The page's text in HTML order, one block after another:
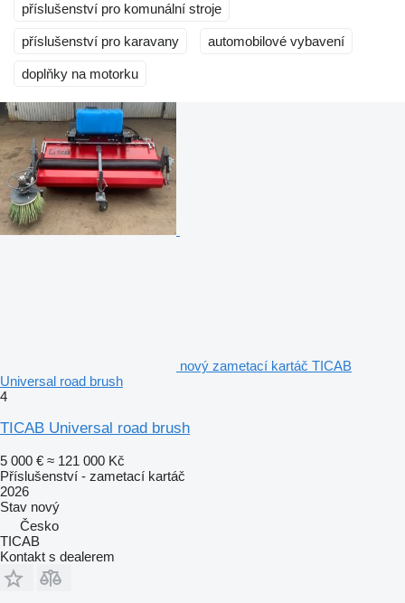
příslušenství pro komunální stroje
příslušenství pro karavany automobilové vybavení
doplňky na motorku
nový zametací kartáč TICAB
Universal road brush
4
TICAB Universal road brush
5 000 € ≈ 121 000 Kč
Příslušenství - zametací kartáč
2026
Stav nový
Česko
TICAB
Kontakt s dealerem